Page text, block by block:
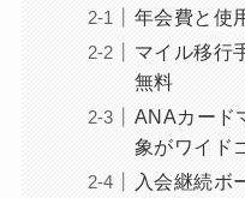
年会費と使
マイル移行
無料
ANAカード
象がワイド
入会継続ボ